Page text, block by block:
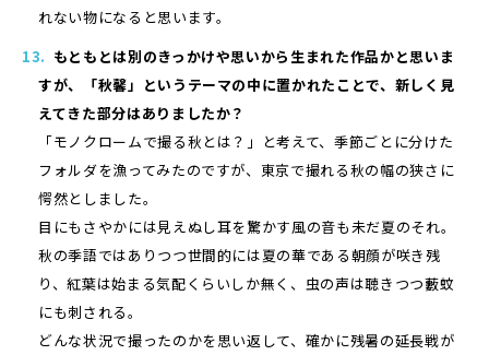
れない物になると思います。
もともとは別のきっかけや思いから生まれた作品かと思いま
すが、「秋馨」というテーマの中に置かれたことで、新しく見
えてきた部分はありましたか？
「モノクロームで撮る秋とは？」と考えて、季節ごとに分けた
フォルダを漁ってみたのですが、東京で撮れる秋の幅の狭さに
愕然としました。
目にもさやかには見えぬし耳を驚かす風の音も未だ夏のそれ。
秋の季語ではありつつ世間的には夏の華である朝顔が咲き残
り、紅葉は始まる気配くらいしか無く、虫の声は聴きつつ藪蚊
にも刺される。
どんな状況で撮ったのかを思い返して、確かに残暑の延長戦が